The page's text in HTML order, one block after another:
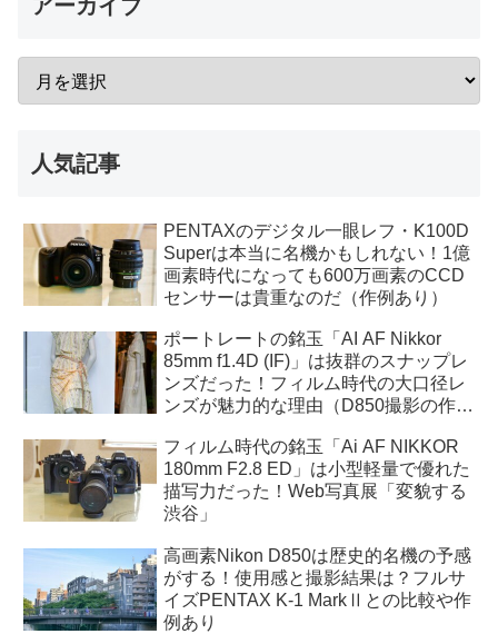
アーカイブ
人気記事
PENTAXのデジタル一眼レフ・K100D
Superは本当に名機かもしれない！1億
画素時代になっても600万画素のCCD
センサーは貴重なのだ（作例あり）
ポートレートの銘玉「AI AF Nikkor
85mm f1.4D (IF)」は抜群のスナップレ
ンズだった！フィルム時代の大口径レ
ンズが魅力的な理由（D850撮影の作例
フィルム時代の銘玉「Ai AF NIKKOR
180mm F2.8 ED」は小型軽量で優れた
描写力だった！Web写真展「変貌する
渋谷」
高画素Nikon D850は歴史的名機の予感
がする！使用感と撮影結果は？フルサ
イズPENTAX K-1 MarkⅡとの比較や作
例あり